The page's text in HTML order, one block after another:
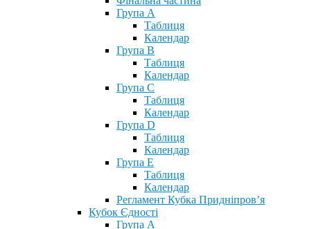
Група А
Таблиця
Календар
Група В
Таблиця
Календар
Група С
Таблиця
Календар
Група D
Таблиця
Календар
Група Е
Таблиця
Календар
Регламент Кубка Придніпров’я
Кубок Єдності
Група А